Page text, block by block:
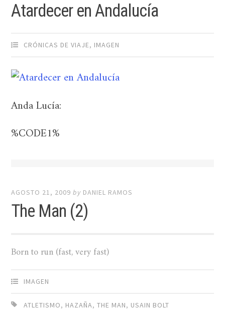
Atardecer en Andalucía
CRÓNICAS DE VIAJE, IMAGEN
Anda Lucía:
%CODE1%
AGOSTO 21, 2009 by DANIEL RAMOS
The Man (2)
Born to run (fast, very fast)
IMAGEN
ATLETISMO, HAZAÑA,THE MAN, USAIN BOLT